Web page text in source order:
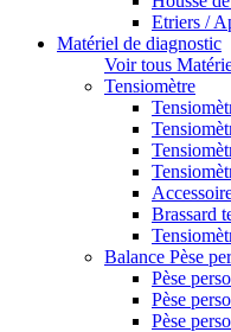
Etriers /
Matériel de diagnostic
Voir tous
Tensiomètre
Brassard
Balance Pèse
Pèse
Pèse
Pèse